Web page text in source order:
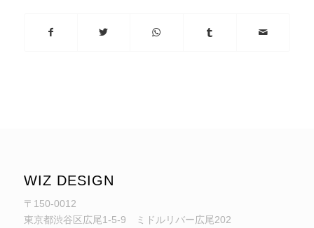
WIZ DESIGN
〒150-0012
東京都渋谷区広尾1-5-9 ミドルリバー広尾202